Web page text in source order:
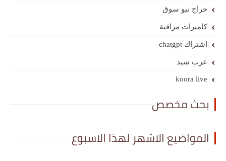
حراج نيو سوق
كاميرات مراقبة
اشتراك chatgpt
عرب سيد
koora live
بحث مخصص
المواضيع الاشهر لهذا الاسبوع